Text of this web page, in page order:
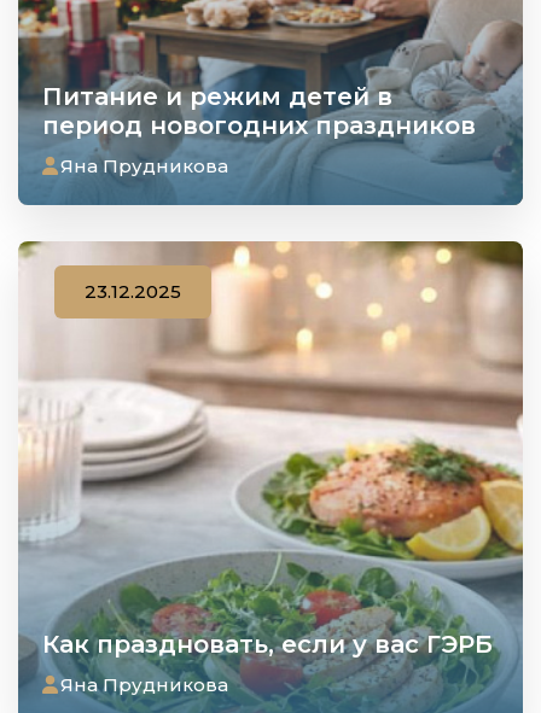
Питание и режим детей в
период новогодних праздников
Яна Прудникова
Как праздновать, если у вас ГЭРБ
23.12.2025
Яна Прудникова